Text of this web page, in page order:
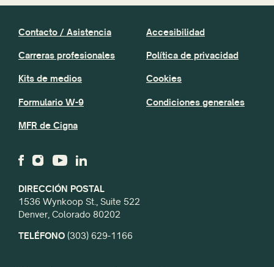
DIRECCIÓN POSTAL
1536 Wynkoop St., Suite 522
Denver, Colorado 80202
TELÉFONO (303) 629-1166
Contacto / Asistencia
Carreras profesionales
Kits de medios
Formulario W-9
MFR de Cigna
Accesibilidad
Política de privacidad
Cookies
Condiciones generales